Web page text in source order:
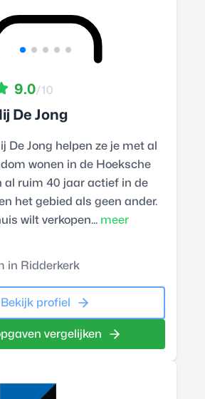
9.0/10
De Jong
De Jong helpen ze je met al
wonen in de Hoeksche
al ruim 40 jaar actief in de
het gebied als geen ander.
wilt verkopen... meer
in Ridderkerk
Bekijk profiel
vergelijken